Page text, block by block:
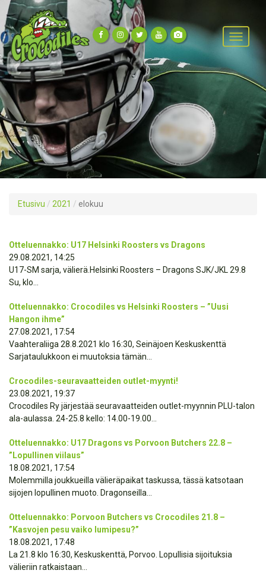
Etusivu / 2021 / elokuu
Otteluennakko: U17 Helsinki Roosters vs Dragons
29.08.2021, 14:25
U17-SM sarja, välierä.Helsinki Roosters – Dragons SJK/JKL 29.8
Su, klo...
Otteluennakko: Crocodiles vs Helsinki Roosters – ”Uusi
Hangon ihme”
27.08.2021, 17:54
Vaahteraliiga 28.8.2021 klo 16:30, Seinäjoen Keskuskenttä
Sarjataulukkoon ei muutoksia tämän...
Crocodiles-seuravaatteiden outlet-myynti!
23.08.2021, 19:37
Crocodiles Ry järjestää seuravaatteiden outlet-myynnin PLU-talon
ala-aulassa. 24-25.8 kello: 14.00-19.00...
Otteluennakko: U17 Dragons vs Porvoon Butchers 22.8 –
”Lopullinen viilaus”
18.08.2021, 17:54
Molemmilla joukkueilla välieräpaikat taskussa, tässä katsotaan
sijojen lopullinen muoto. Dragonseilla...
Otteluennakko: Porvoon Butchers vs Crocodiles 21.8 –
”Kasvojen pesu vaiko lumipesu?”
18.08.2021, 17:48
La 21.8 klo 16:30, Keskuskenttä, Porvoo. Lopullisia sijoituksia
välieriin ratkaistaan...